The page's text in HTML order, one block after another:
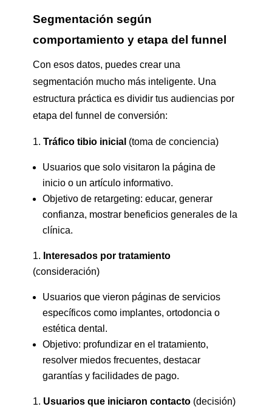
Segmentación según
comportamiento y etapa del funnel
Con esos datos, puedes crear una
segmentación mucho más inteligente. Una
estructura práctica es dividir tus audiencias por
etapa del funnel de conversión:
Tráfico tibio inicial (toma de conciencia)
Usuarios que solo visitaron la página de
inicio o un artículo informativo.
Objetivo de retargeting: educar, generar
confianza, mostrar beneficios generales de la
clínica.
Interesados por tratamiento
(consideración)
Usuarios que vieron páginas de servicios
específicos como implantes, ortodoncia o
estética dental.
Objetivo: profundizar en el tratamiento,
resolver miedos frecuentes, destacar
garantías y facilidades de pago.
Usuarios que iniciaron contacto(decisión)